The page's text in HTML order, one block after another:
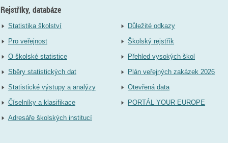
Rejstříky, databáze
Statistika školství
Pro veřejnost
O školské statistice
Sběry statistických dat
Statistické výstupy a analýzy
Číselníky a klasifikace
Adresáře školských institucí
Důležité odkazy
Školský rejstřík
Přehled vysokých škol
Plán veřejných zakázek 2026
Otevřená data
PORTÁL YOUR EUROPE